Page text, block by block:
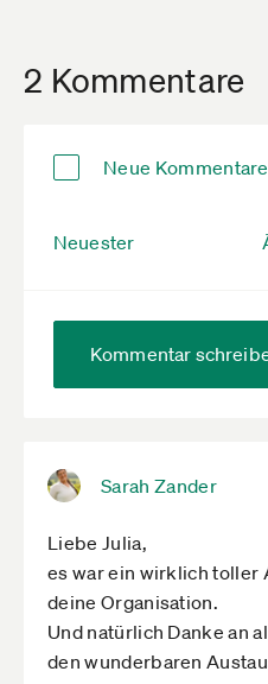
2 Kommentare
Neue
Neuester
Kommentar
Sarah Zander
Liebe Julia,
es war ein wirklich toller
deine Organisation.
Und natürlich Danke an
den wunderbaren